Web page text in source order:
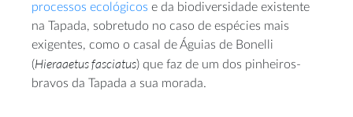
processos ecológicos e da biodiversidade existente
na Tapada, sobretudo no caso de espécies mais
exigentes, como o casal de Águias de Bonelli
(Hieraaetus fasciatus) que faz de um dos pinheiros-
bravos da Tapada a sua morada.